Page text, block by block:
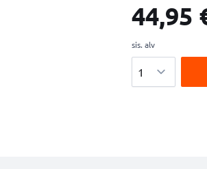
44,95
sis. alv